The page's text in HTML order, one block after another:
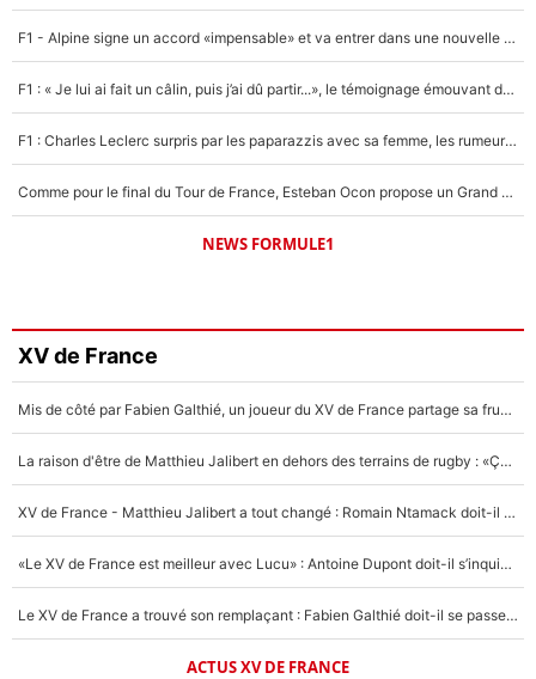
F1 - Alpine signe un accord «impensable» et va entrer dans une nouvelle dimension : Grande nouvelle pour Pierre Gasly !
F1 : « Je lui ai fait un câlin, puis j’ai dû partir...», le témoignage émouvant de Max Verstappen sur sa fille
F1 : Charles Leclerc surpris par les paparazzis avec sa femme, les rumeurs étaient vraies !
Comme pour le final du Tour de France, Esteban Ocon propose un Grand Prix de Formule 1 à Paris : «Autour de l’Arc de Triomphe, ce serait génial» !
NEWS FORMULE1
XV de France
Mis de côté par Fabien Galthié, un joueur du XV de France partage sa frustration : «ils ne me l’ont pas dit tout de suite»
La raison d'être de Matthieu Jalibert en dehors des terrains de rugby : «Ça m'atteint autant que si tu touches à un membre de ma famille»
XV de France - Matthieu Jalibert a tout changé : Romain Ntamack doit-il s’inquiéter pour sa place à un an de la Coupe du monde ?
«Le XV de France est meilleur avec Lucu» : Antoine Dupont doit-il s’inquiéter pour sa place ?
Le XV de France a trouvé son remplaçant : Fabien Galthié doit-il se passer d'Antoine Dupont ?
ACTUS XV DE FRANCE